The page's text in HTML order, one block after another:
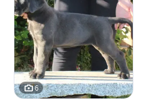
6